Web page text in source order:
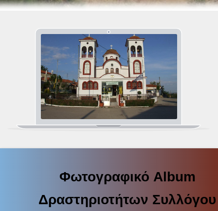
Φωτογραφικό Album
Δραστηριοτήτων Συλλόγου